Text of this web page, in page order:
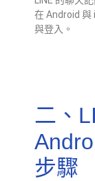
在 Android 與
與登入。
二、
步驟